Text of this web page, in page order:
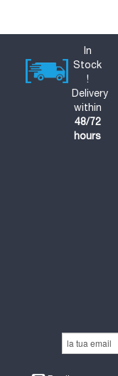
In
Stock
!
Delivery
within
48/72
hours